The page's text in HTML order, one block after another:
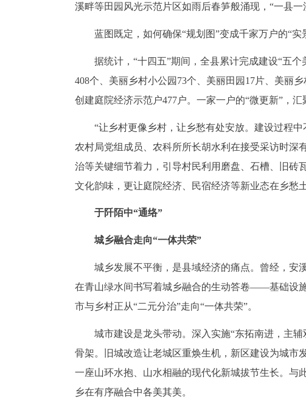
溪畔等田园风光示范片区如雨后春笋般涌现，“一县
蓝图既定，如何确保“规划图”变成千家万户的“实
据统计，“十四五”期间，全县累计完成建设“五
408个、美丽乡村小公园73个、美丽田园17片、美丽
创建庭院经济示范户477户。一家一户的“微更新”，汇
“让乡村更像乡村，让乡愁有处安放。建设过程
农村局党组成员、农科所所长胡水利在接受采访时深
治等关键细节着力，引导村民利用磨盘、石槽、旧砖
文化韵味，更让庭院经济、民宿经济等新业态在乡愁
于阡陌中“通络”
城乡融合走向“一体共荣”
城乡发展不平衡，是县域经济的痛点。曾经，安
在青山绿水间书写着城乡融合的生动答卷——基础设
市与乡村正从“二元分治”走向“一体共荣”。
城市建设是龙头带动。深入实施“东拓南进，主
骨架。旧城改造让老城区重焕生机，新区建设为城市
一座山环水抱、山水相融的现代化新城拔节生长。与
乡在有序融合中各美其美。